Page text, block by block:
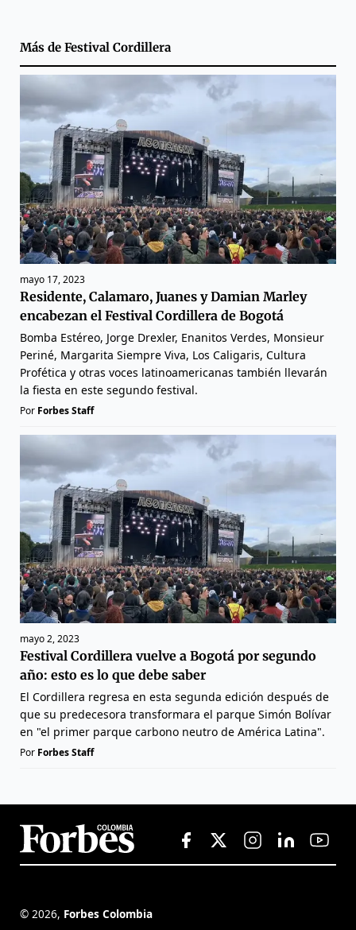
Más de Festival Cordillera
mayo 17, 2023
Residente, Calamaro, Juanes y Damian Marley
encabezan el Festival Cordillera de Bogotá
Bomba Estéreo, Jorge Drexler, Enanitos Verdes, Monsieur
Periné, Margarita Siempre Viva, Los Caligaris, Cultura
Profética y otras voces latinoamericanas también llevarán
la fiesta en este segundo festival.
Por Forbes Staff
mayo 2, 2023
Festival Cordillera vuelve a Bogotá por segundo
año: esto es lo que debe saber
El Cordillera regresa en esta segunda edición después de
que su predecesora transformara el parque Simón Bolívar
en "el primer parque carbono neutro de América Latina".
Por Forbes Staff
© 2026, Forbes Colombia